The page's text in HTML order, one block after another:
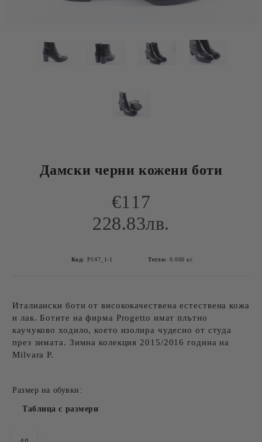
Дамски черни кожени боти
€117
228.83лв.
Код: P147_1-1 Тегло: 0.000 кг
Италиански боти от висококачествена естествена кожа
и лак. Ботите на фирма Progetto имат плътно
каучуково ходило, което изолира чудесно от студа
през зимата. Зимна колекция 2015/2016 година на
Milvara P.
Размер на обувки:
Таблица с размери